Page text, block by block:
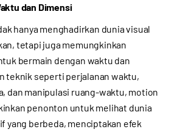
dan Dimensi
hanya menghadirkan dunia visual
tetapi juga memungkinkan
bermain dengan waktu dan
teknik seperti perjalanan waktu,
dan manipulasi ruang-waktu, motion
penonton untuk melihat dunia
yang berbeda, menciptakan efek